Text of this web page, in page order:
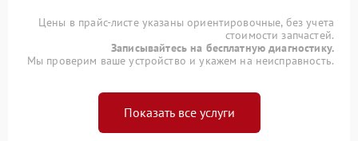
Цены в прайс-листе указаны ориентировочные, без учета
стоимости запчастей.
Записывайтесь на бесплатную диагностику.
Мы проверим ваше устройство и укажем на неисправность.
Показать все услуги